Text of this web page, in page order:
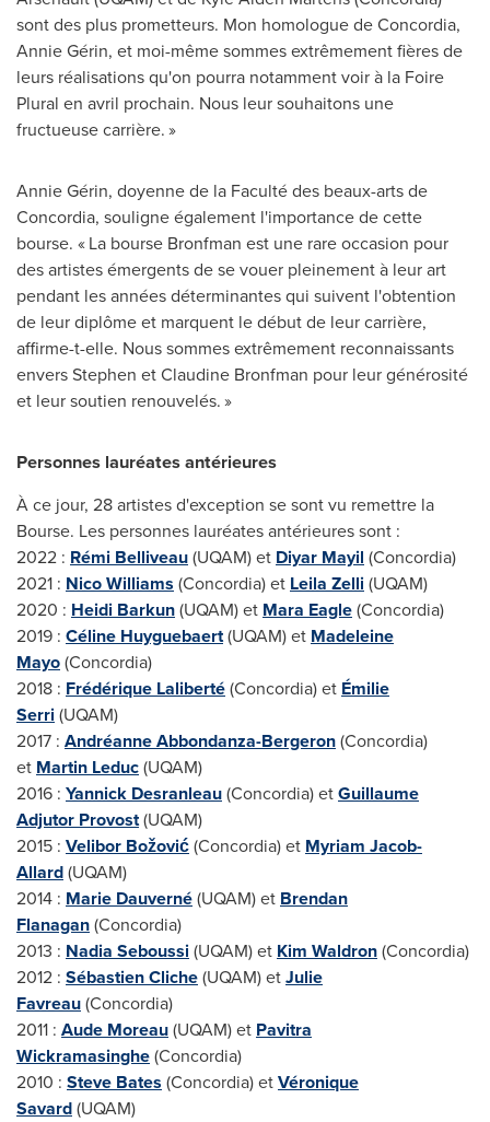
sont des plus prometteurs. Mon homologue deConcordia,
Annie Gérin, et moi-même sommes extrêmement fières de
leurs réalisations qu'on pourra notamment voir à la Foire
Plural en avril prochain. Nous leur souhaitons une
fructueuse carrière. »
Annie Gérin, doyenne de la Faculté des beaux-arts de
Concordia, souligne également l'importance de cette
bourse. « La bourse Bronfman est une rare occasion pour
des artistes émergents de se vouer pleinement à leur art
pendant les années déterminantes qui suivent l'obtention
de leur diplôme et marquent le début de leur carrière,
affirme-t-elle. Nous sommes extrêmement reconnaissants
envers Stephen etClaudine Bronfman pour leur générosité
et leur soutien renouvelés. »
Personnes lauréates antérieures
À ce jour, 28 artistes d'exception se sont vu remettre la
Bourse. Les personnes lauréates antérieures sont :
2022 : Rémi Belliveau(UQAM) et Diyar Mayil (Concordia)
2021 : Nico Williams (Concordia) et Leila Zelli(UQAM)
2020 : Heidi Barkun(UQAM) et Mara Eagle(Concordia)
2019 : Céline Huyguebaert(UQAM) et Madeleine
Mayo(Concordia)
2018 : Frédérique Laliberté(Concordia) et Émilie
Serri(UQAM)
2017 : Andréanne Abbondanza-Bergeron(Concordia)
et Martin Leduc(UQAM)
2016 : Yannick Desranleau(Concordia) etGuillaume
Adjutor Provost(UQAM)
2015 : Velibor Božović(Concordia) et Myriam Jacob-
Allard(UQAM)
2014 : Marie Dauverné(UQAM) et Brendan
Flanagan(Concordia)
2013 : Nadia Seboussi(UQAM) et Kim Waldron(Concordia)
2012 : Sébastien Cliche(UQAM) etJulie
Favreau(Concordia)
2011 : Aude Moreau(UQAM) et Pavitra
Wickramasinghe(Concordia)
2010 : Steve Bates (Concordia) etVéronique
Savard(UQAM)